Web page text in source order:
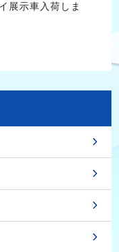
展示車入荷しま